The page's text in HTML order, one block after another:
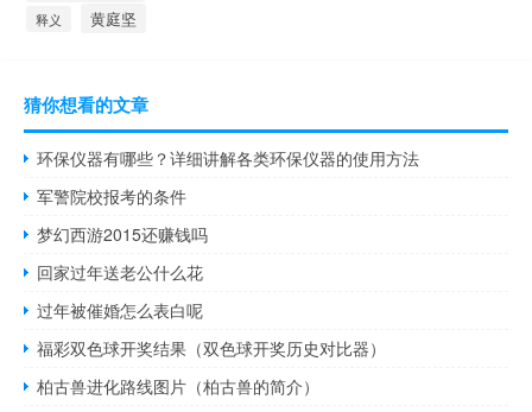
释义 黄庭坚
猜你想看的文章
环保仪器有哪些？详细讲解各类环保仪器的使用方法
军警院校报考的条件
梦幻西游2015还赚钱吗
回家过年送老公什么花
过年被催婚怎么表白呢
福彩双色球开奖结果（双色球开奖历史对比器）
柏古兽进化路线图片（柏古兽的简介）